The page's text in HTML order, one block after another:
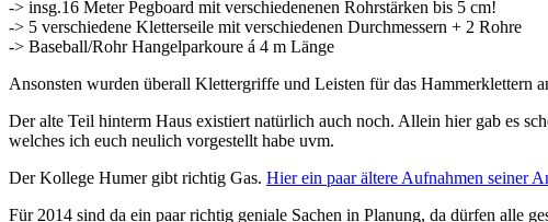
-> insg.16 Meter Pegboard mit verschiedenenen Rohrstärken bis 5 cm!
-> 5 verschiedene Kletterseile mit verschiedenen Durchmessern + 2 Rohre
-> Baseball/Rohr Hangelparkoure á 4 m Länge
Ansonsten wurden überall Klettergriffe und Leisten für das Hammerklettern
Der alte Teil hinterm Haus existiert natürlich auch noch. Allein hier gab es
welches ich euch neulich vorgestellt habe uvm.
Der Kollege Humer gibt richtig Gas. Hier ein paar ältere Aufnahmen seiner
Für 2014 sind da ein paar richtig geniale Sachen in Planung, da dürfen alle